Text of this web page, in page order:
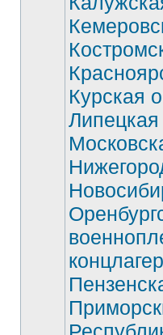
Нет
непрочитанных
сообщений
Курская
Липецкая